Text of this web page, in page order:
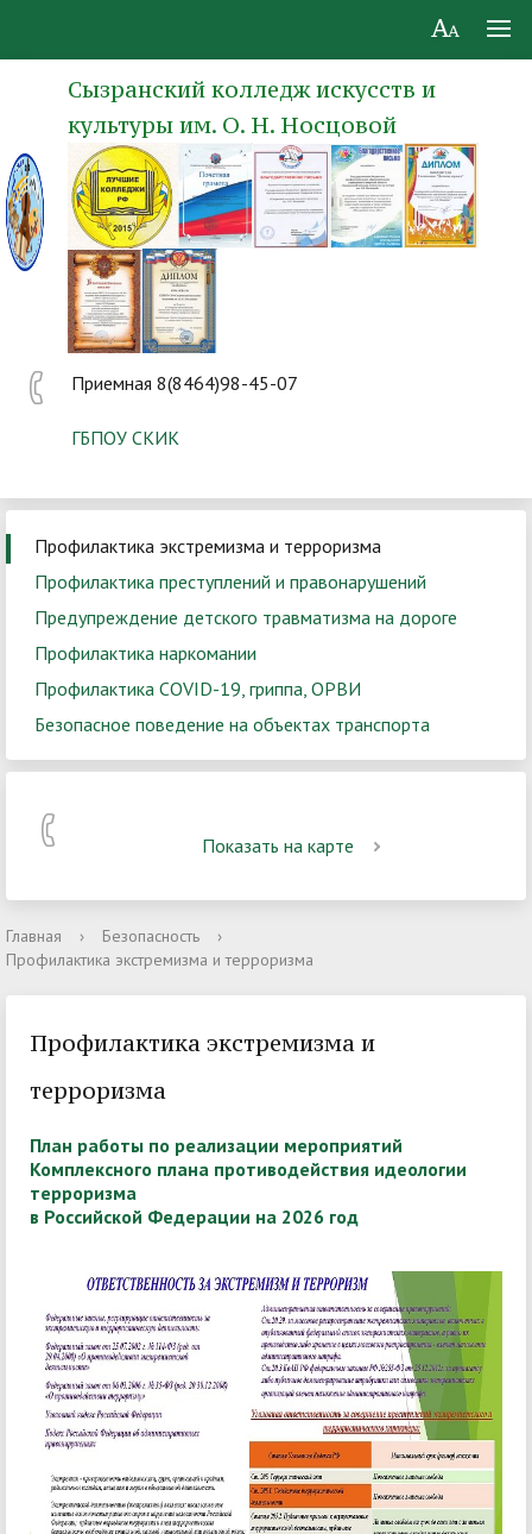
Сызранский колледж искусств и
культуры им. О. Н. Носцовой
Приемная 8(8464)98-45-07
ГБПОУ СКИК
Профилактика экстремизма и терроризма
Профилактика преступлений и правонарушений
Предупреждение детского травматизма на дороге
Профилактика наркомании
Профилактика COVID-19, гриппа, ОРВИ
Безопасное поведение на объектах транспорта
Показать на карте
Главная › Безопасность
›
Профилактика экстремизма и терроризма
Профилактика экстремизма и
терроризма
План работы по реализации мероприятий
Комплексного плана противодействия идеологии
терроризма
в Российской Федерации на 2026 год